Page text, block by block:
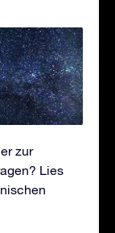
zur
Lies